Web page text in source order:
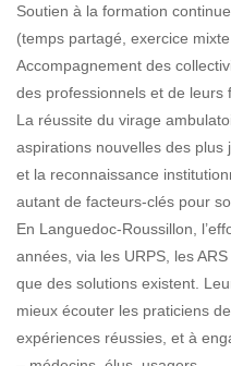
Soutien à la formation
(temps partagé, exercice
Accompagnement des
des professionnels et de leurs
La réussite du virage
aspirations nouvelles des plus
et la reconnaissance
autant de facteurs-clés pour
En Languedoc-Roussillon,
années, via les URPS, les
que des solutions existent.
mieux écouter les praticiens
expériences réussies, et à